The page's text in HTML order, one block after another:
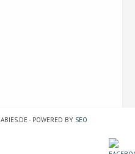
- POWERED BY SEO